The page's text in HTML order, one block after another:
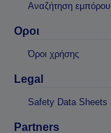
Αναζήτηση εμπόρου
Οροι
Όροι χρήσης
Legal
Safety Data Sheets
Partners